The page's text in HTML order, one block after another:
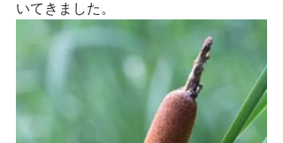
いてきました。